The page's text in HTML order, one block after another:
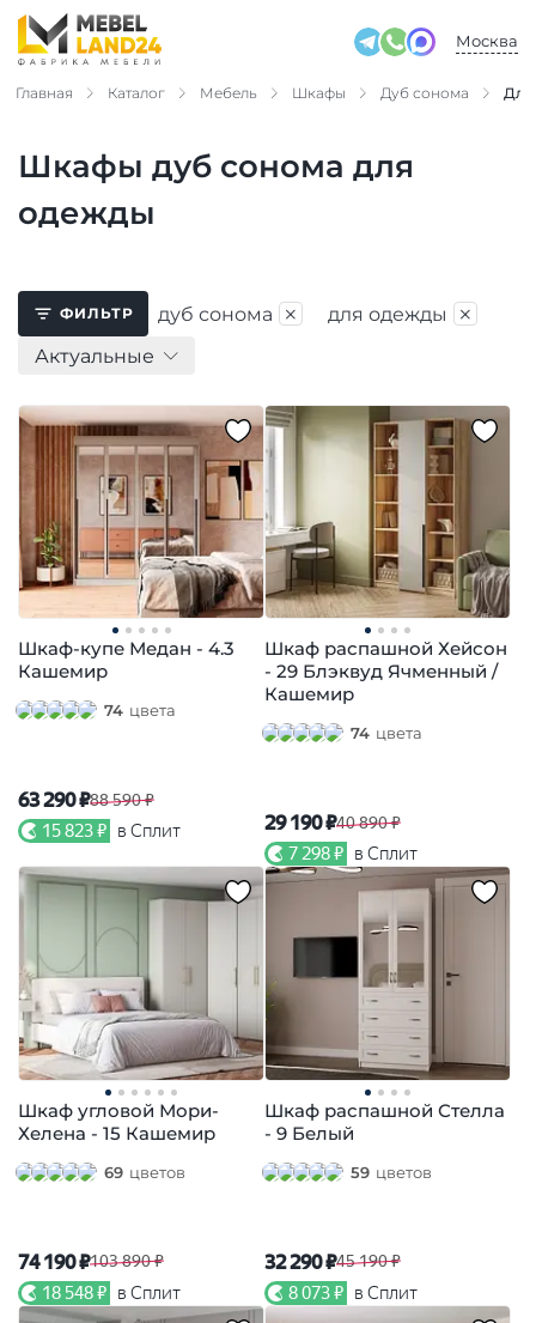
Москва
Главная Каталог Мебель Шкафы Дуб сонома
Шкафы дуб сонома для
одежды
ФИЛЬТР дуб сонома × для одежды ×
Актуальные
Шкаф-купе Медан - 4.3
Кашемир
74 цвета
63 290 ₽88 590 ₽
15 823 ₽ в Сплит
Шкаф распашной Хейсон
- 29 Блэквуд Ячменный /
Кашемир
74 цвета
29 190 ₽40 890 ₽
7 298 ₽ в Сплит
Шкаф угловой Мори-
Хелена - 15 Кашемир
69 цветов
74 190 ₽103 890 ₽
18 548 ₽ в Сплит
Шкаф распашной Стелла
- 9 Белый
59 цветов
32 290 ₽45 190 ₽
8 073 ₽ в Сплит